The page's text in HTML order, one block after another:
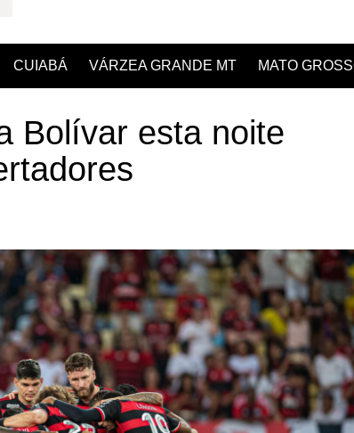
CUIABÁ VÁRZEA GRANDE MT MATO
Bolívar esta noite